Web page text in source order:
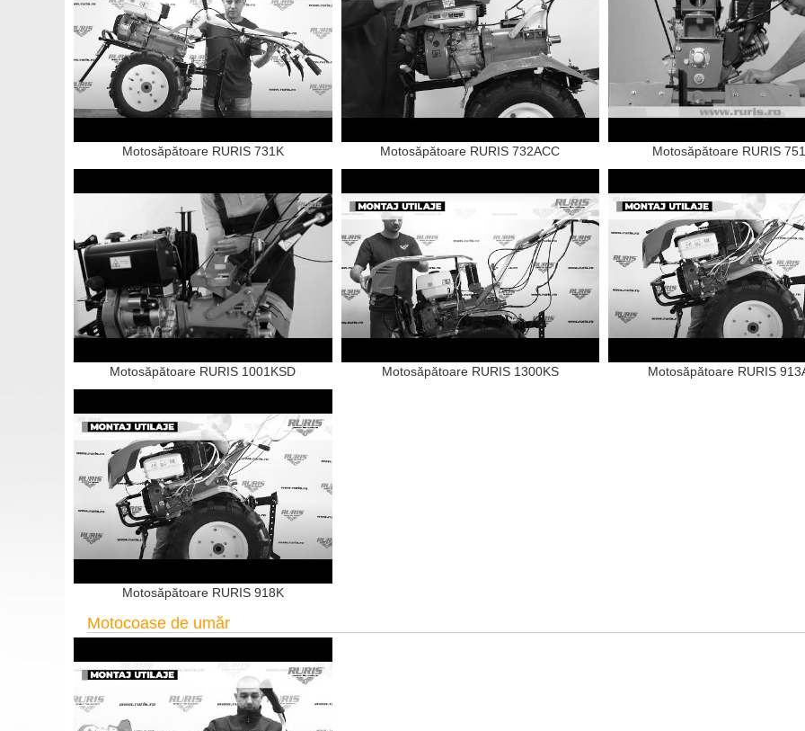
Motosăpătoare RURIS 731K Motosăpătoare RURIS 732ACC Motosăpătoare RURIS
Motosăpătoare RURIS 1001KSD Motosăpătoare RURIS 1300KS Motosăpătoare RURIS
Motosăpătoare RURIS 918K
Motocoase de umăr